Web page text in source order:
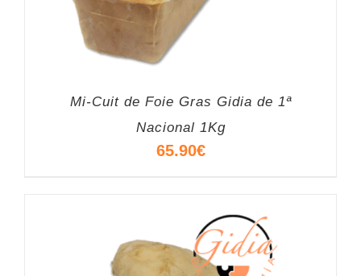
Mi-Cuit de Foie Gras Gidia de 1ª
Nacional 1Kg
65.90€